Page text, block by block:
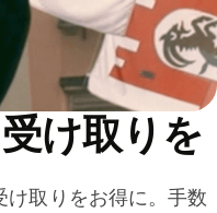
け取りを
取りをお得に。手数